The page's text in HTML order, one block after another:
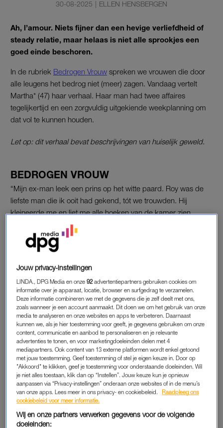
30-08-2025 | ELLEN HENSBERGEN
Ah, l’amour. Niets fijner dan een hevige verliefdheid of
steady relatie, maar helaas is niet alle sprookjes een
goed einde beschoren.
In de rubriek Bedrogen Vrouw spreken we vrouwen die door
alle leugens het bedrog niet (meer) zagen. Vandaag vertelt
Martha* (47) haar verhaal. Haar man had twee affaires
tegelijkertijd en een zorgvuldig uitgekiende weekplanning om
dat vol te kunnen houden.
Let op: dit verhaal bevat beschrijvingen van huiselijk geweld.
BEDROGEN VROUW
“Mijn ex-man leek een prins op het witte paard. Roy was de
liefste man die ik ooit had gekend, tót we trouwden. Hij
kleineerde me en liet me alle hoeken van de kamer zien.
Ondertussen wilde hij heel snel een kind verwekken, omdat hij
wilde bewijzen dat-ie vruchtbaar was. Toen ik niet snel genoeg
zwanger raakte lag het natuurlijk volledig aan mij, en toen het
die periode kwam ik erachter dat hij ook drugs gebruikte,
waardoor hij flink doorsloeg in zijn denken en doen. Alleen mijn
ouders wisten af van onze thuissituatie, verder schaamde ik
me te erg om het met anderen te delen.
Roy was ook steeds langer weg van huis, zogenaamd omdat
hij moest ‘overwerken omdat er nu een kind aan kwam’. Ik
voelde dat dit niet klopte en kaartte het ook aan, maar je snapt
dat hij daar natuurlijk geen antwoord op gaf. Sterker nog: we
kregen slaande ruzie als ik erover begon.”
(ex-)partner? Deel je verhaal
Jouw privacy-instellingen
LINDA., DPG Media en onze92 advertentiepartners gebruiken cookies om
informatie over je apparaat, locatie, browser en surfgedrag te verzamelen.
Deze informatie combineren we met de gegevens die je zelf deelt met ons,
zoals wanneer je een account aanmaakt. Dit doen we om het gebruik van onze
media te analyseren en onze websites en apps te verbeteren. Daarnaast
kunnen we, als je hier toestemming voor geeft, je gegevens gebruiken om onze
content, communicatie en aanbod te personaliseren en je relevante
advertenties te tonen, en voor marketingdoeleinden delen met 4
mediapartners. Ook content van 13 externe platformen wordt enkel getoond
met jouw toestemming. Geef toestemming of stel je eigen keuze in. Door op
"Akkoord" te klikken, geef je toestemming voor onderstaande doeleinden. Wil
je niet alles toestaan, klik dan op “Instellen”. Jouw keuze kun je opnieuw
aanpassen via “Privacy-instellingen” onderaan onze websites of in de menu’s
van onze apps. Lees meer in ons privacy- en cookiebeleid.
Raadpleeg ons
cookiebeleid voor meer informatie.
Wij en onze partners verwerken gegevens voor de volgende
doeleinden: